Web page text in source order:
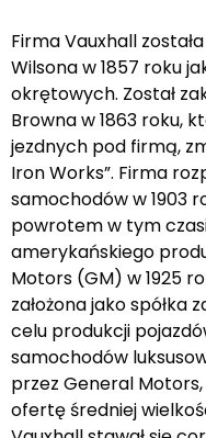
Firma Vauxhall
Wilsona w 1857 roku
okrętowych. Został
Browna w 1863 roku,
jezdnych pod firmą,
Iron Works”. Firma
samochodów w 1903
powrotem w tym
amerykańskiego
Motors (GM) w 1925
założona jako spółka
celu produkcji
samochodów
przez General
ofertę średniej